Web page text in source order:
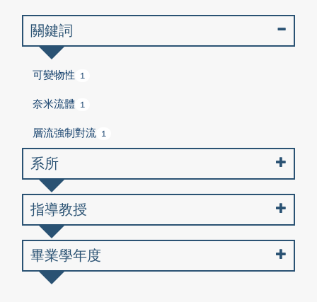
關鍵詞
可變物性 1
奈米流體 1
層流強制對流 1
系所
指導教授
畢業學年度